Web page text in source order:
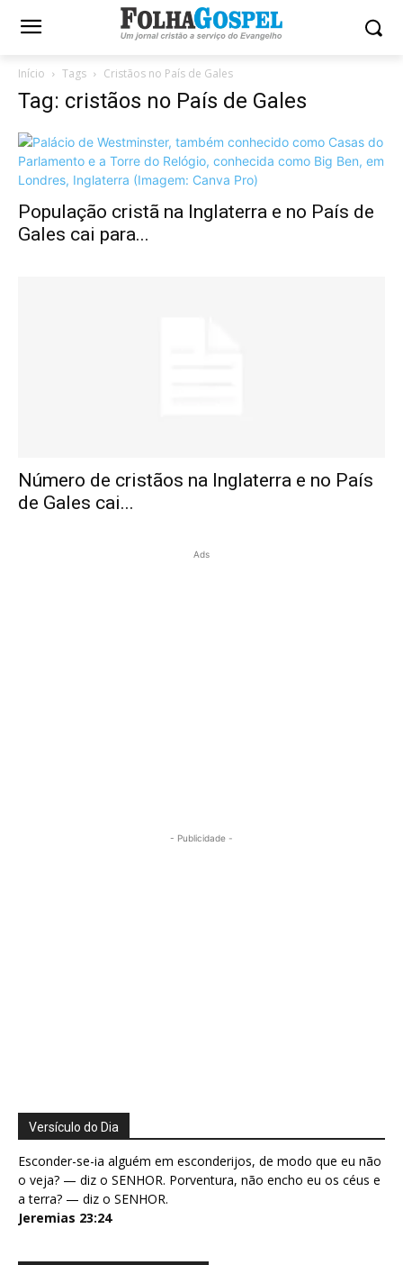
Início Tags Cristãos no País de Gales
Tag: cristãos no País de Gales
População cristã na Inglaterra e no País de
Gales cai para...
Número de cristãos na Inglaterra e no País
de Gales cai...
Ads
- Publicidade -
Versículo do Dia
Esconder-se-ia alguém em esconderijos, de modo que eu não
o veja? — diz o SENHOR. Porventura, não encho eu os céus e
a terra? — diz o SENHOR.
Jeremias 23:24